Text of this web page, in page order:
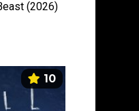
(2026)
10